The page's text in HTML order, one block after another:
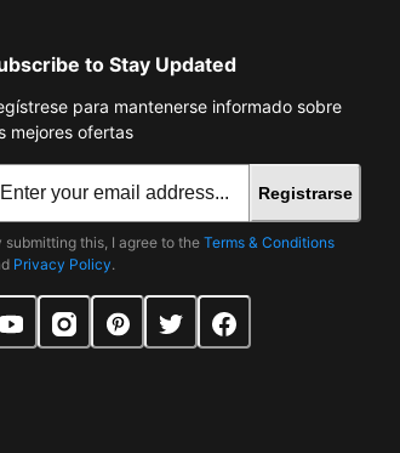
to Stay Updated
para mantenerse informado sobre
mejores ofertas
Registrarse
submitting this, I agree to the Terms & Conditions
Privacy Policy.